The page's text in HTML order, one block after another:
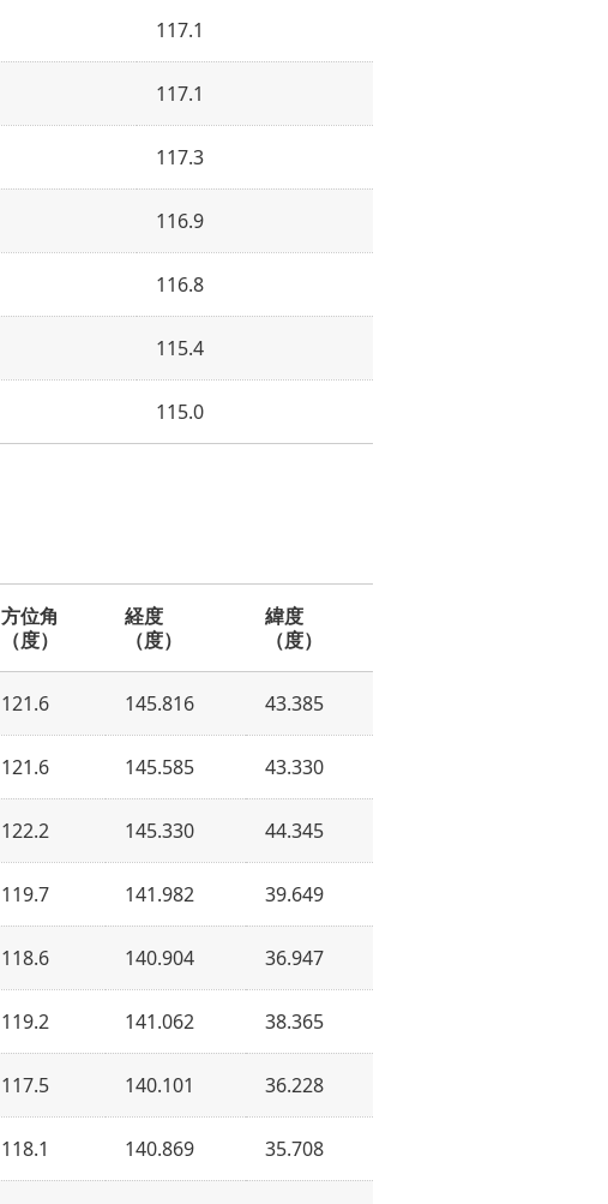
117.1
117.1
117.3
116.9
116.8
115.4
115.0
方位角
（度）
経度
（度）
緯度
（度）
121.6 145.816 43.385
121.6 145.585 43.330
122.2 145.330 44.345
119.7 141.982 39.649
118.6 140.904 36.947
119.2 141.062 38.365
117.5 140.101 36.228
118.1 140.869 35.708